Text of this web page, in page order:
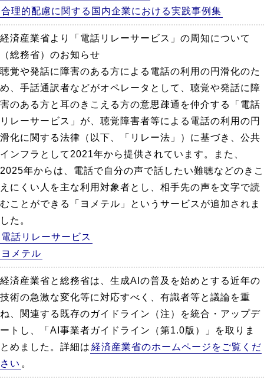
合理的配慮に関する国内企業における実践事例集
経済産業省より「電話リレーサービス」の周知について
（総務省）のお知らせ
聴覚や発話に障害のある方による電話の利用の円滑化のた
め、手話通訳者などがオペレータとして、聴覚や発話に障
害のある方と耳のきこえる方の意思疎通を仲介する「電話
リレーサービス」が、聴覚障害者等による電話の利用の円
滑化に関する法律（以下、「リレー法」）に基づき、公共
インフラとして2021年から提供されています。また、
2025年からは、電話で自分の声で話したい難聴などのきこ
えにくい人を主な利用対象者とし、相手先の声を文字で読
むことができる「ヨメテル」というサービスが追加されま
した。
電話リレーサービス
ヨメテル
経済産業省と総務省は、生成AIの普及を始めとする近年の
技術の急激な変化等に対応すべく、有識者等と議論を重
ね、関連する既存のガイドライン（注）を統合・アップデ
ートし、「AI事業者ガイドライン（第1.0版）」を取りま
とめました。詳細は 経済産業省のホームページをご覧くだ
さい 。